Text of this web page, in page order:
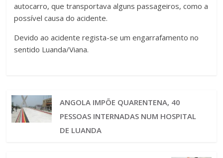
autocarro, que transportava alguns passageiros, como a
possível causa do acidente.
Devido ao acidente regista-se um engarrafamento no
sentido Luanda/Viana.
ANGOLA IMPÕE QUARENTENA, 40
PESSOAS INTERNADAS NUM HOSPITAL
DE LUANDA